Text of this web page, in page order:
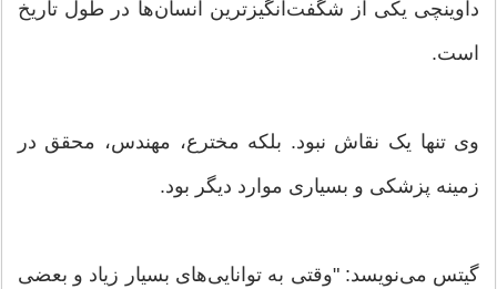
داوینچی یکی از شگفت‌انگیزترین انسان‌ها در طول تاریخ
است.
وی تنها یک نقاش نبود. بلکه مخترع، مهندس، محقق در
زمینه پزشکی و بسیاری موارد دیگر بود.
گیتس می‌نویسد: "وقتی به توانایی‌های بسیار زیاد و بعضی